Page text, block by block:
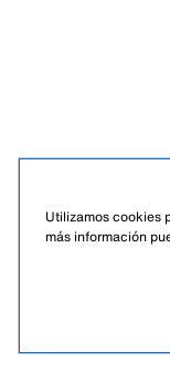
Utilizamos cookies
más información